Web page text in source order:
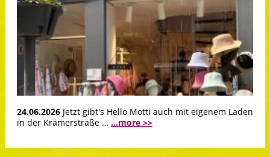
24.06.2026 Jetzt gibt's Hello Motti auch mit eigenem Laden
in der Krämerstraße … ...more >>